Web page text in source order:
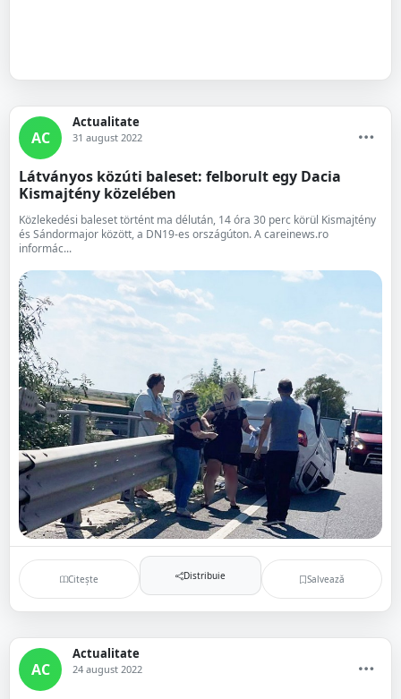
AC
Actualitate
31 august 2022
Látványos közúti baleset: felborult egy Dacia
Kismajtény közelében
Közlekedési baleset történt ma délután, 14 óra 30 perc körül Kismajtény
és Sándormajor között, a DN19-es országúton. A careinews.ro
informác...
Citește Distribuie Salvează
AC
Actualitate
24 august 2022